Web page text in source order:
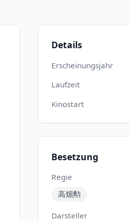
Details
Erscheinungsjahr
Laufzeit
Kinostart
Besetzung
Regie
高畑勲
Darsteller